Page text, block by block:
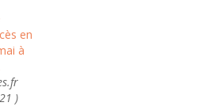
haut
en
à
)